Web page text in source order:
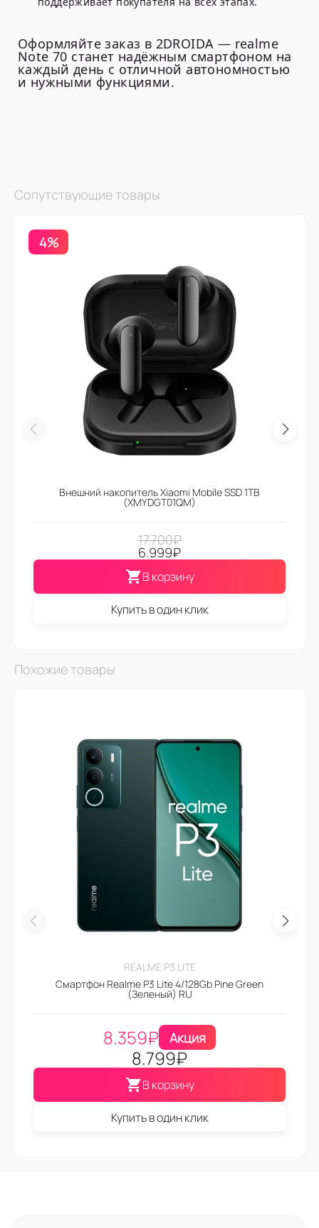
Оформляйте заказ в 2DROIDA — realme
Note 70 станет надёжным смартфоном на
каждый день с отличной автономностью
и нужными функциями.
Сопутствующие товары
4%
Внешний накопитель Xiaomi Mobile SSD 1TB
(XMYDGT01QM)
17.700₽
6.999₽
В корзину
Купить в один клик
Похожие товары
REALME P3 LITE
Смартфон Realme P3 Lite 4/128Gb Pine Green
(Зеленый) RU
8.359₽ Акция
8.799₽
В корзину
Купить в один клик